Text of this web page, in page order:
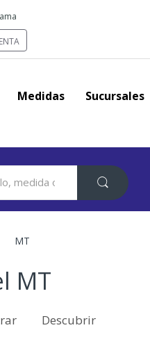
Medidas Sucursales
MT
MT
Descubrir